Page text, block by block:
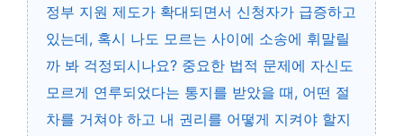
정부 지원 제도가 확대되면서 신청자가 급증하고
있는데, 혹시 나도 모르는 사이에 소송에 휘말릴
까 봐 걱정되시나요? 중요한 법적 문제에 자신도
모르게 연루되었다는 통지를 받았을 때, 어떤 절
차를 거쳐야 하고 내 권리를 어떻게 지켜야 할지